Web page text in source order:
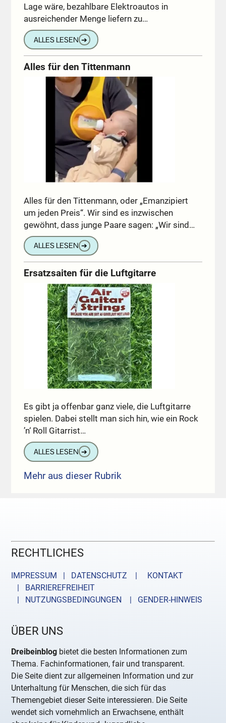
Lage wäre, bezahlbare Elektroautos in
ausreichender Menge liefern zu…
ALLES LESEN ➔
Alles für den Tittenmann
Alles für den Tittenmann, oder „Emanzipiert
um jeden Preis“. Wir sind es inzwischen
gewöhnt, dass junge Paare sagen: „Wir sind…
ALLES LESEN ➔
Ersatzsaiten für die Luftgitarre
Es gibt ja offenbar ganz viele, die Luftgitarre
spielen. Dabei stellt man sich hin, wie ein Rock
’n‘ Roll Gitarrist…
ALLES LESEN ➔
Mehr aus dieser Rubrik
RECHTLICHES
IMPRESSUM | DATENSCHUTZ |
KONTAKT
| BARRIEREFREIHEIT
| NUTZUNGSBEDINGUNGEN
| GENDER-HINWEIS
ÜBER UNS
Dreibeinblog bietet die besten Informationen zum
Thema. Fachinformationen, fair und transparent.
Die Seite dient zur allgemeinen Information und zur
Unterhaltung für Menschen, die sich für das
Themengebiet dieser Seite interessieren. Die Seite
wendet sich vornehmlich an Erwachsene, enthält